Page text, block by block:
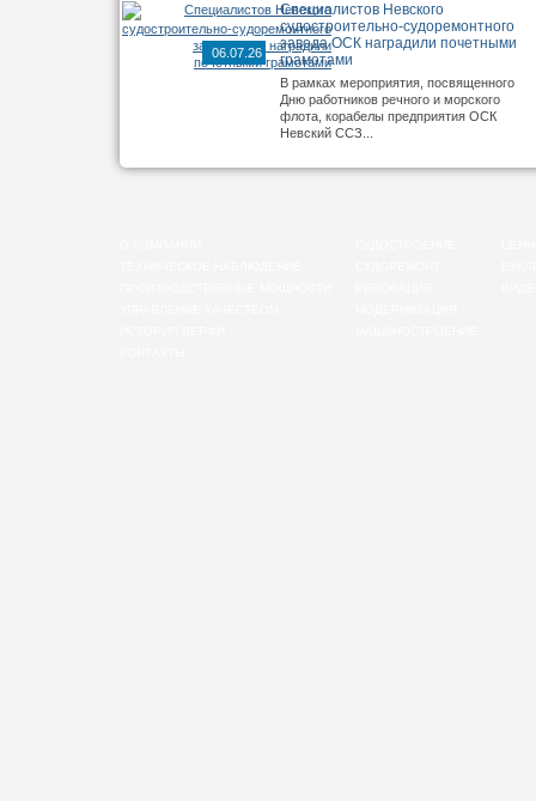
06.07.26
Специалистов Невского
судостроительно‑судоремонтного
завода ОСК наградили почетными
грамотами
В рамках мероприятия, посвященного
Дню работников речного и морского
флота, корабелы предприятия ОСК
Невский ССЗ...